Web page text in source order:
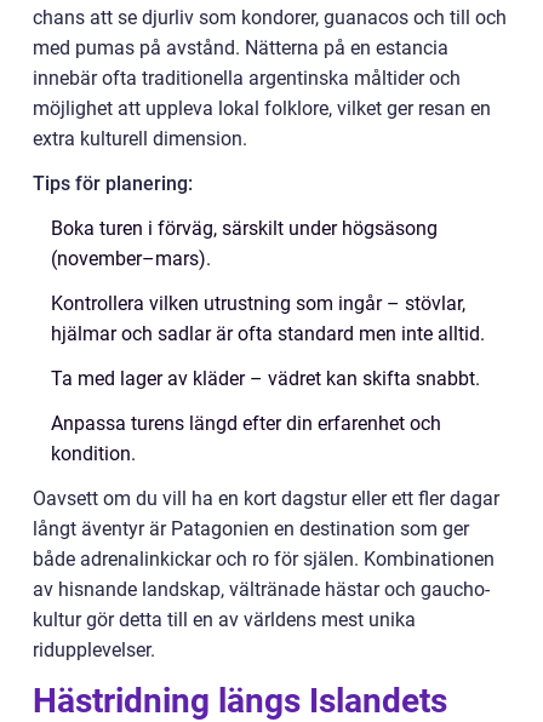
chans att se djurliv som kondorer, guanacos och till och
med pumas på avstånd. Nätterna på en estancia
innebär ofta traditionella argentinska måltider och
möjlighet att uppleva lokal folklore, vilket ger resan en
extra kulturell dimension.
Tips för planering:
Boka turen i förväg, särskilt under högsäsong
(november–mars).
Kontrollera vilken utrustning som ingår – stövlar,
hjälmar och sadlar är ofta standard men inte alltid.
Ta med lager av kläder – vädret kan skifta snabbt.
Anpassa turens längd efter din erfarenhet och
kondition.
Oavsett om du vill ha en kort dagstur eller ett fler dagar
långt äventyr är Patagonien en destination som ger
både adrenalinkickar och ro för själen. Kombinationen
av hisnande landskap, vältränade hästar och gaucho-
kultur gör detta till en av världens mest unika
ridupplevelser.
Hästridning längs Islandets